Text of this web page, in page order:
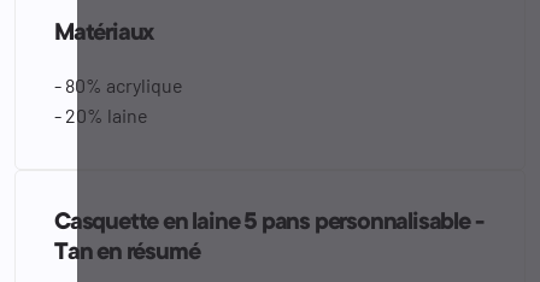
Matériaux
- 80% acrylique
- 20% laine
Casquette en laine 5 pans personnalisable -
Tan en résumé